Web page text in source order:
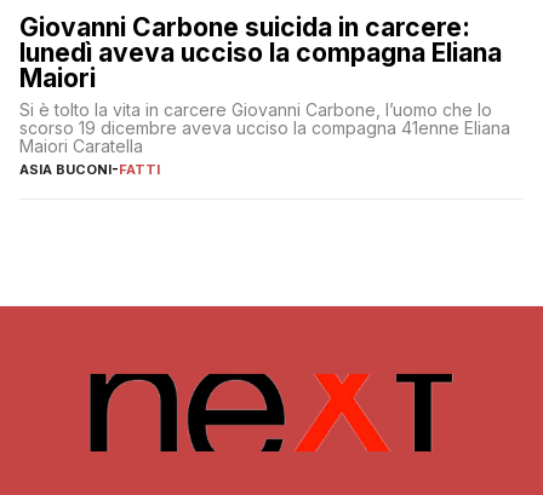
Giovanni Carbone suicida in carcere:
lunedì aveva ucciso la compagna Eliana
Maiori
Si è tolto la vita in carcere Giovanni Carbone, l’uomo che lo
scorso 19 dicembre aveva ucciso la compagna 41enne Eliana
Maiori Caratella
ASIA BUCONI-FATTI